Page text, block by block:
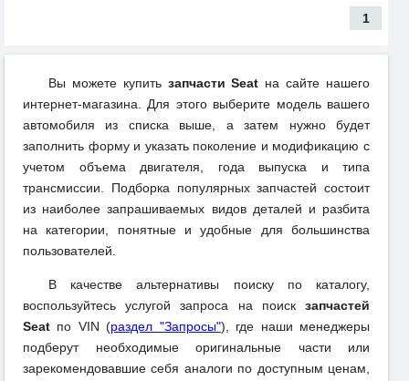
1
Вы можете купить запчасти Seat на сайте нашего
интернет-магазина. Для этого выберите модель вашего
автомобиля из списка выше, а затем нужно будет
заполнить форму и указать поколение и модификацию с
учетом объема двигателя, года выпуска и типа
трансмиссии. Подборка популярных запчастей состоит
из наиболее запрашиваемых видов деталей и разбита
на категории, понятные и удобные для большинства
пользователей.
В качестве альтернативы поиску по каталогу,
воспользуйтесь услугой запроса на поиск запчастей
Seat по VIN (раздел "Запросы"), где наши менеджеры
подберут необходимые оригинальные части или
зарекомендовавшие себя аналоги по доступным ценам,